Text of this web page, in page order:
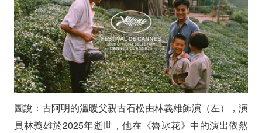
圖說：古阿明的溫暖父親古石松由林義雄飾演（左），演
員林義雄於2025年逝世，他在《魯冰花》中的演出依然